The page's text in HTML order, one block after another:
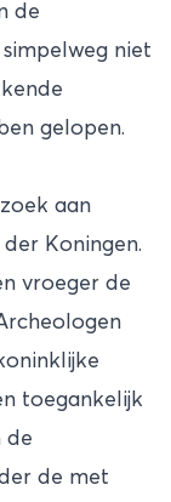
de
niet
gelopen.
aan
Koningen.
vroeger de
toegankelijk
de
de met